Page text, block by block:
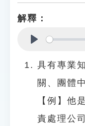
解釋：
具有專業
關、團體
【例】他
責處理公